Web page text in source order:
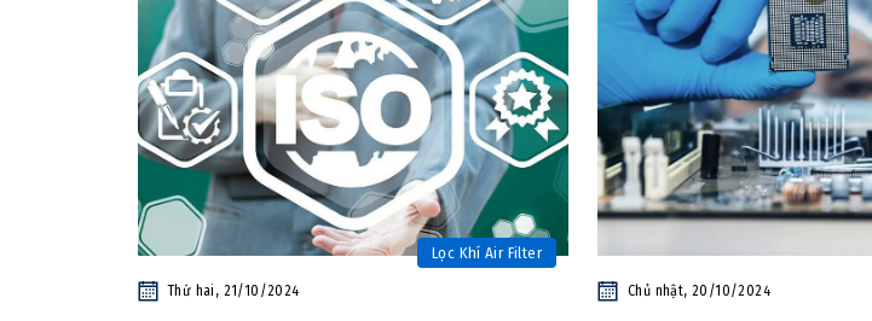
Lọc Khí Air Filter
Thứ hai, 21/10/2024 Chủ nhật, 20/10/2024